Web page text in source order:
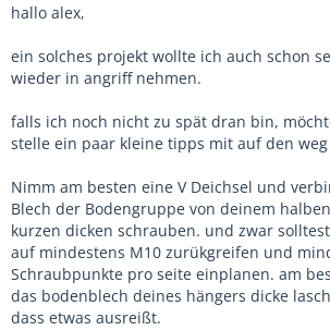
hallo alex,
ein solches projekt wollte ich auch schon
wieder in angriff nehmen.
falls ich noch nicht zu spät dran bin,
stelle ein paar kleine tipps mit auf den weg
Nimm am besten eine V Deichsel und
Blech der Bodengruppe von deinem
kurzen dicken schrauben. und zwar
auf mindestens M10 zurükgreifen und
Schraubpunkte pro seite einplanen. am
das bodenblech deines hängers dicke
dass etwas ausreißt.